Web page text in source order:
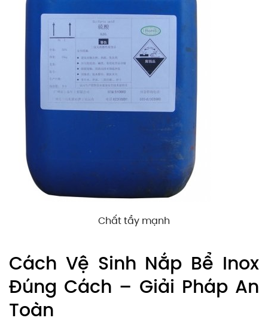
Chất tẩy mạnh
Cách Vệ Sinh Nắp Bể Inox
Đúng Cách – Giải Pháp An
Toàn